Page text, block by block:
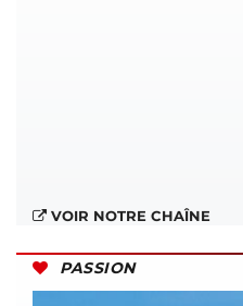
VOIR NOTRE CHAÎNE
PASSION